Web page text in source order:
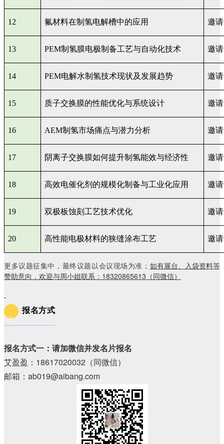
12 氟材料在制氢电解槽中的应用 邀
13 PEM制氢膜电极制备工艺与自动化技术 邀
14 PEM电解水制氢技术现状及发展趋势 邀
15 质子交换膜的性能优化与系统设计 邀
16 AEM制氢市场痛点与潜力分析 邀
17 阴离子交换膜如何提升制氢能效与经济性 邀
18 高效电催化剂的规模化制备与工业化应用 邀
19 双极板蚀刻工艺技术优化 邀
20 高性能电极材料的狭缝涂布工艺 邀
更多议题征集中，最终议题以会议现场为准； 如有展台、入袋资料等
赞助意向，欢迎与周小姐联系：18320865613（同微信）
2
报名方式
报名方式一：请加微信并发名片报名
艾盈盈：18617020032（同微信）
邮箱：ab019@aibang.com